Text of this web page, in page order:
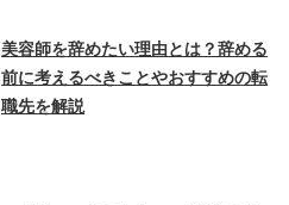
美容師を辞めたい理由とは？辞める
前に考えるべきことやおすすめの転
職先を解説